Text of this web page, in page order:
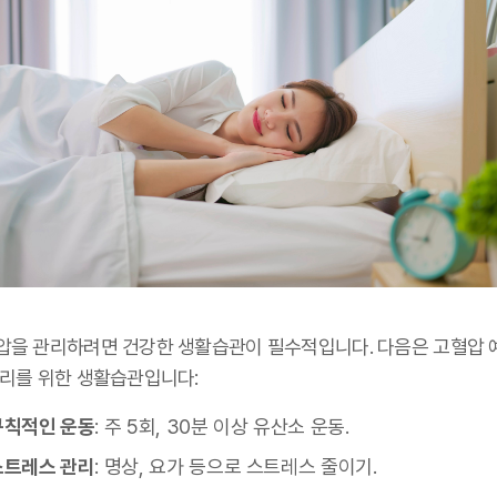
을 관리하려면 건강한 생활습관이 필수적입니다. 다음은 고혈압
를 위한 생활습관입니다:
적인 운동: 주 5회, 30분 이상 유산소 운동.
레스 관리 : 명상, 요가 등으로 스트레스 줄이기.